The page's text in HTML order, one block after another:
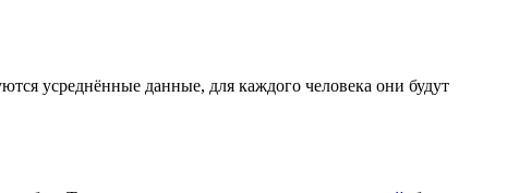
усреднённые данные, для каждого человека они будут